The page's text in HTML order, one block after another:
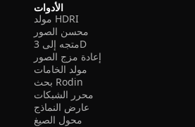
الأدوات
مولد HDRI
محسن الصور
متجه إلى 3D
إعادة مزج الصور
مولد الخامات
بحث Rodin
محرر الشبكات
عارض النماذج
محول الصيغ